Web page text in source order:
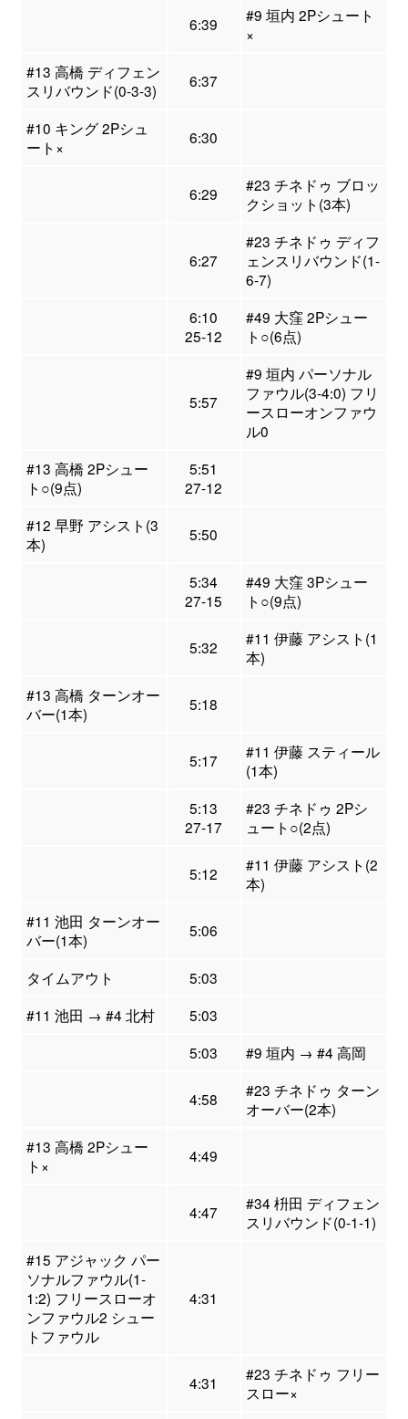
6:39
#9 垣内 2Pシュート
×
#13 高橋 ディフェン
スリバウンド(0-3-3)
6:37
#10 キング 2Pシュ
ート×
6:30
6:29
#23 チネドゥ ブロッ
クショット(3本)
6:27
#23 チネドゥ ディフ
ェンスリバウンド(1-
6-7)
6:10
25-12
#49 大窪 2Pシュー
ト○(6点)
5:57
#9 垣内 パーソナル
ファウル(3-4:0) フリ
ースローオンファウ
ル0
#13 高橋 2Pシュー
ト○(9点)
5:51
27-12
#12 早野 アシスト(3
本)
5:50
5:34
27-15
#49 大窪 3Pシュー
ト○(9点)
5:32
#11 伊藤 アシスト(1
本)
#13 高橋 ターンオー
バー(1本)
5:18
5:17
#11 伊藤 スティール
(1本)
5:13
27-17
#23 チネドゥ 2Pシ
ュート○(2点)
5:12
#11 伊藤 アシスト(2
本)
#11 池田 ターンオー
バー(1本)
5:06
タイムアウト
5:03
#11 池田 → #4 北村
5:03
5:03
#9 垣内 → #4 高岡
4:58
#23 チネドゥ ターン
オーバー(2本)
#13 高橋 2Pシュー
ト×
4:49
4:47
#34 枡田 ディフェン
スリバウンド(0-1-1)
#15 アジャック パー
ソナルファウル(1-
1:2) フリースローオ
ンファウル2 シュー
トファウル
4:31
4:31
#23 チネドゥ フリー
スロー×